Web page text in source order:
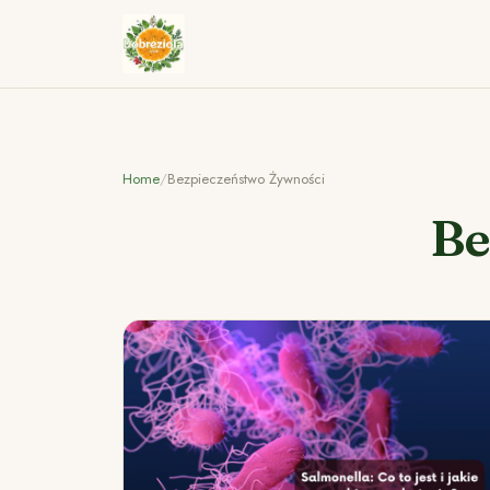
Home/Bezpieczeństwo Żywności